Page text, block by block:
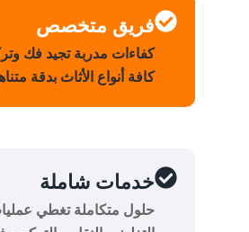
فريق متخصص
كفاءات مدربة تجيد فك
كافة أنواع الأثاث بدقة
خدمات شاملة
حلول متكاملة تغطي